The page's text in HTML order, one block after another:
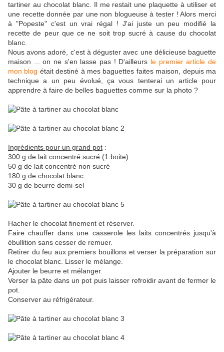
tartiner au chocolat blanc. Il me restait une plaquette à utiliser et
une recette donnée par une non blogueuse à tester ! Alors merci
à "Popeste" c'est un vrai régal ! J'ai juste un peu modifié la
recette de peur que ce ne soit trop sucré à cause du chocolat
blanc.
Nous avons adoré, c'est à déguster avec une délicieuse baguette
maison ... on ne s'en lasse pas ! D'ailleurs le premier article de
mon blog était destiné à mes baguettes faites maison, depuis ma
technique a un peu évolué, ça vous tenterai un article pour
apprendre à faire de belles baguettes comme sur la photo ?
Ingrédients pour un grand pot :
300 g de lait concentré sucré (1 boite)
50 g de lait concentré non sucré
180 g de chocolat blanc
30 g de beurre demi-sel
Hacher le chocolat finement et réserver.
Faire chauffer dans une casserole les laits concentrés jusqu'à
ébullition sans cesser de remuer.
Retirer du feu aux premiers bouillons et verser la préparation sur
le chocolat blanc. Lisser le mélange.
Ajouter le beurre et mélanger.
Verser la pâte dans un pot puis laisser refroidir avant de fermer le
pot.
Conserver au réfrigérateur.